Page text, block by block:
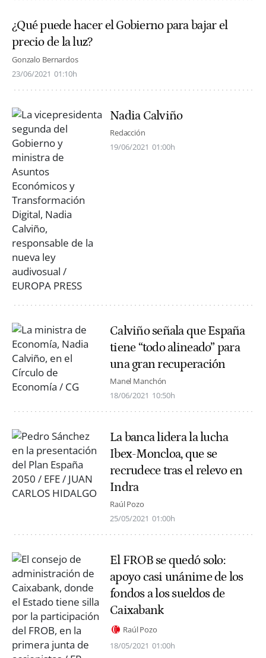
¿Qué puede hacer el Gobierno para bajar el
precio de la luz?
Gonzalo Bernardos
23/06/2021 01:10h
Nadia Calviño
Redacción
19/06/2021 01:00h
Calviño señala que España
tiene “todo alineado” para
una gran recuperación
Manel Manchón
18/06/2021 10:50h
La banca lidera la lucha
Ibex-Moncloa, que se
recrudece tras el relevo en
Indra
Raúl Pozo
25/05/2021 01:00h
El FROB se quedó solo:
apoyo casi unánime de los
fondos a los sueldos de
Caixabank
Raúl Pozo
18/05/2021 01:00h